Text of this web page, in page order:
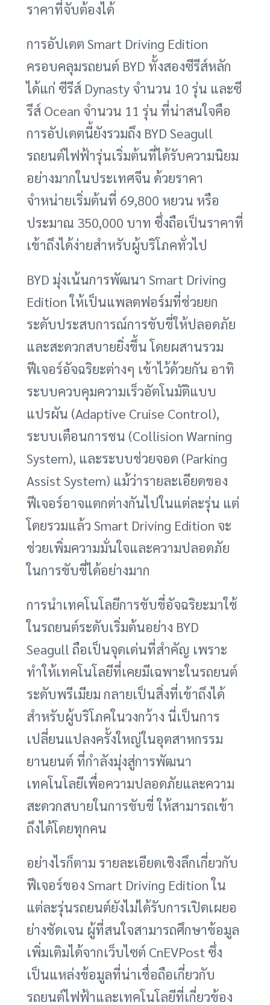
ราคาที่จับต้องได้
การอัปเดต Smart Driving Edition
ครอบคลุมรถยนต์ BYD ทั้งสองซีรีส์หลัก
ได้แก่ ซีรีส์ Dynasty จำนวน 10 รุ่น และซี
รีส์ Ocean จำนวน 11 รุ่น ที่น่าสนใจคือ
การอัปเดตนี้ยังรวมถึง BYD Seagull
รถยนต์ไฟฟ้ารุ่นเริ่มต้นที่ได้รับความนิยม
อย่างมากในประเทศจีน ด้วยราคา
จำหน่ายเริ่มต้นที่ 69,800 หยวน หรือ
ประมาณ 350,000 บาท ซึ่งถือเป็นราคาที่
เข้าถึงได้ง่ายสำหรับผู้บริโภคทั่วไป
BYD มุ่งเน้นการพัฒนา Smart Driving
Edition ให้เป็นแพลตฟอร์มที่ช่วยยก
ระดับประสบการณ์การขับขี่ให้ปลอดภัย
และสะดวกสบายยิ่งขึ้น โดยผสานรวม
ฟีเจอร์อัจฉริยะต่างๆ เข้าไว้ด้วยกัน อาทิ
ระบบควบคุมความเร็วอัตโนมัติแบบ
แปรผัน (Adaptive Cruise Control),
ระบบเตือนการชน (Collision Warning
System), และระบบช่วยจอด (Parking
Assist System) แม้ว่ารายละเอียดของ
ฟีเจอร์อาจแตกต่างกันไปในแต่ละรุ่น แต่
โดยรวมแล้ว Smart Driving Edition จะ
ช่วยเพิ่มความมั่นใจและความปลอดภัย
ในการขับขี่ได้อย่างมาก
การนำเทคโนโลยีการขับขี่อัจฉริยะมาใช้
ในรถยนต์ระดับเริ่มต้นอย่าง BYD
Seagull ถือเป็นจุดเด่นที่สำคัญ เพราะ
ทำให้เทคโนโลยีที่เคยมีเฉพาะในรถยนต์
ระดับพรีเมียม กลายเป็นสิ่งที่เข้าถึงได้
สำหรับผู้บริโภคในวงกว้าง นี่เป็นการ
เปลี่ยนแปลงครั้งใหญ่ในอุตสาหกรรม
ยานยนต์ ที่กำลังมุ่งสู่การพัฒนา
เทคโนโลยีเพื่อความปลอดภัยและความ
สะดวกสบายในการขับขี่ ให้สามารถเข้า
ถึงได้โดยทุกคน
อย่างไรก็ตาม รายละเอียดเชิงลึกเกี่ยวกับ
ฟีเจอร์ของ Smart Driving Edition ใน
แต่ละรุ่นรถยนต์ยังไม่ได้รับการเปิดเผยอ
ย่างชัดเจน ผู้ที่สนใจสามารถศึกษาข้อมูล
เพิ่มเติมได้จากเว็บไซต์ CnEVPost ซึ่ง
เป็นแหล่งข้อมูลที่น่าเชื่อถือเกี่ยวกับ
รถยนต์ไฟฟ้าและเทคโนโลยีที่เกี่ยวข้อง